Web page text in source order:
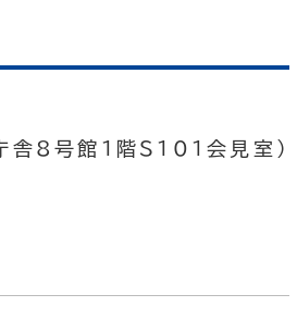
8号館1階S101会見室）